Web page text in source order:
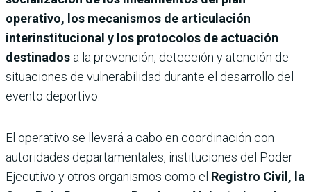
operativo, los mecanismos de articulación
interinstitucional y los protocolos de actuación
destinados a la prevención, detección y atención de
situaciones de vulnerabilidad durante el desarrollo del
evento deportivo.
El operativo se llevará a cabo en coordinación con
autoridades departamentales, instituciones del Poder
Ejecutivo y otros organismos como el Registro Civil, la